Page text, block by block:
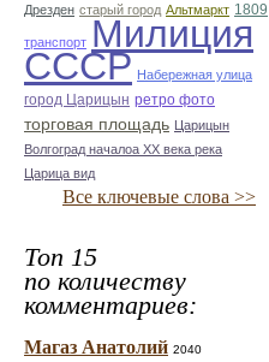
Дрезден старый город Альтмаркт 1809
транспорт Милиция
СССР Набережная улица
город Царицын ретро фото
торговая площадь Царицын
Волгоград началоа ХХ века река
Царица вид
Все ключевые слова >>
Топ 15
по количеству
комментариев:
Магаз Анатолий 2040